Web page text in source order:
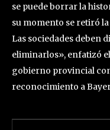
se puede borrar la
su momento se retiró la
Las sociedades deben
eliminarlos», enfatizó
gobierno provincial
reconocimiento a